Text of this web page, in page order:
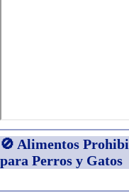
🚫 Alimentos
para Perros y Gatos